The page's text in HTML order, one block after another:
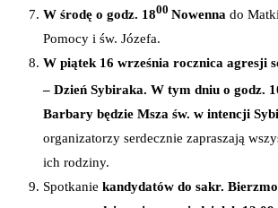
W środę o godz. 1800 Nowenna do
Pomocy i św. Józefa.
W piątek 16 września rocznica agresji
– Dzień Sybiraka. W tym dniu o godz.
Barbary będzie Msza św. w intencji
organizatorzy serdecznie zapraszają
ich rodziny.
Spotkanie kandydatów do sakr.